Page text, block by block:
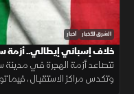
الشرق للأخبار أخبار
خلاف إسباني إيطالي.. أزمة
تتصاعد أزمة الهجرة في مدينة
وتكدس مراكز الاستقبال،